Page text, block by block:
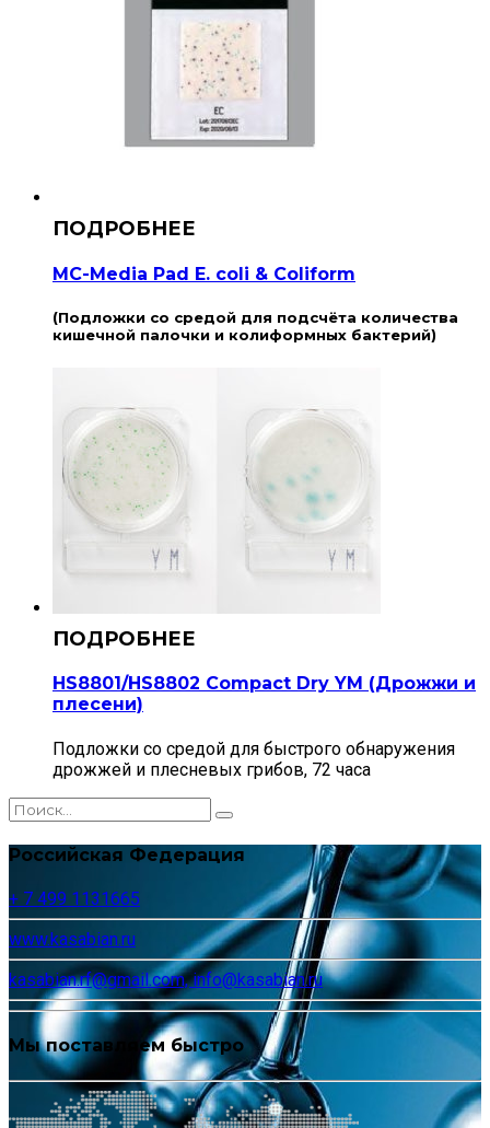
MC-Media Pad E. coli & Coliform
(Подложки со средой для подсчёта количества
кишечной палочки и колиформных бактерий)
HS8801/HS8802 Compact Dry YM (Дрожжи и
плесени)
Подложки со средой для быстрого обнаружения
дрожжей и плесневых грибов, 72 часа
Российская Федерация
+ 7 499 1131665
www.kasabian.ru
kasabian.rf@gmail.com, info@kasabian.ru
Мы поставляем быстро